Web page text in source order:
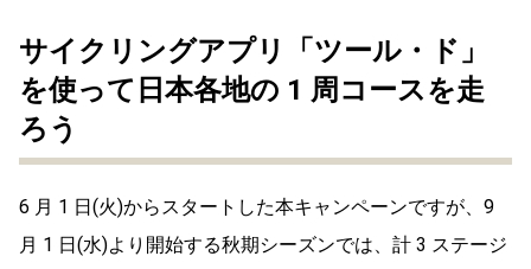
サイクリングアプリ「ツール・ド」
を使って日本各地の 1 周コースを走
ろう
6 月 1 日(火)からスタートした本キャンペーンですが、9
月 1 日(水)より開始する秋期シーズンでは、計 3 ステージ